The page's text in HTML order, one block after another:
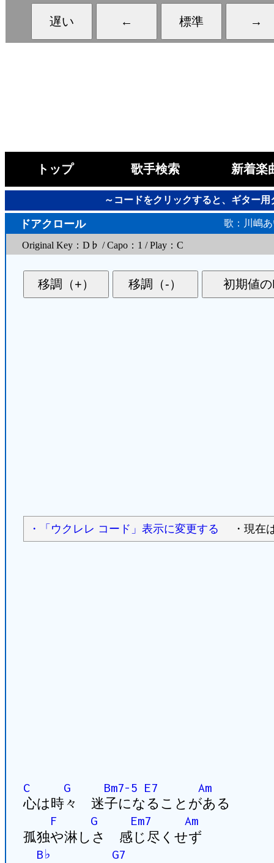
トップ 歌手検索 新着楽
～コードをクリックすると、ギター
ドアクロール 歌：川嶋
Original Key：D♭ / Capo：1 / Play：C
・「ウクレレ コード」表示に変更する ・現在
C G Bm7-5 E7
Am
心は時々 迷子になることがある
F
G Em7
Am
孤独や淋しさ 感じ尽くせず
B♭
G7